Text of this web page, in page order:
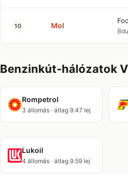
10 Mol
Benzinkút-hálózatok
Rompetrol
3 állomás · átlag 9.47 lej
Lukoil
4 állomás · átlag 9.59 lej